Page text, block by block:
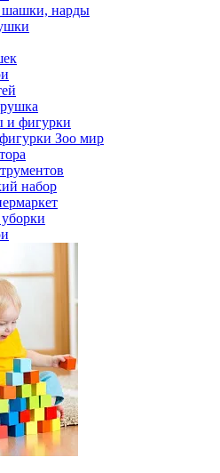
нарды
и фигурки
Зоо мир
набор